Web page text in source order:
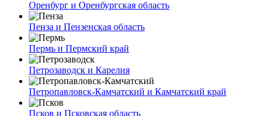
Оренбург и Оренбургская область
Пенза и Пензенская область
Пермь и Пермский край
Петрозаводск и Карелия
Петропавловск-Камчатский и Камчатский край
Псков и Псковская область